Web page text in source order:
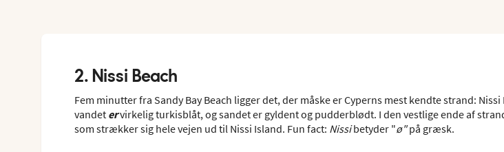
2. Nissi Beach
Fem minutter fra Sandy Bay Beach ligger det, der måske er Cyperns mest kendte strand:
vandet ervirkelig turkisblåt, og sandet er gyldent og pudderblødt. I den vestlige ende af
som strækker sig hele vejen ud til Nissi Island. Fun fact: Nissibetyder "ø"på græsk.